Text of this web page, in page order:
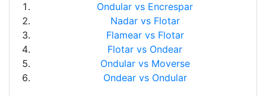
Ondular vs Encrespar
Nadar vs Flotar
Flamear vs Flotar
Flotar vs Ondear
Ondular vs Moverse
Ondear vs Ondular